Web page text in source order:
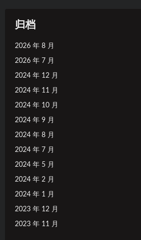
归档
2026 年 8 月
2026 年 7 月
2024 年 12 月
2024 年 11 月
2024 年 10 月
2024 年 9 月
2024 年 8 月
2024 年 7 月
2024 年 5 月
2024 年 2 月
2024 年 1 月
2023 年 12 月
2023 年 11 月